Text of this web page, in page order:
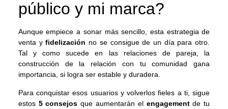
público y mi marca?
Aunque empiece a sonar más sencillo, esta estrategia de
venta yfidelización no se consigue de un día para otro.
Tal y como sucede en las relaciones de pareja, la
construcción de la relación con tu comunidad gana
importancia, si logra ser estable y duradera.
Para conquistar esos usuarios y volverlos fieles a ti, sigue
estos 5 consejos que aumentarán el engagementde tu